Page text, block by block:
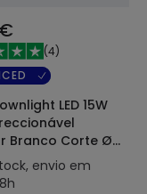
(4)
LED 15W
Branco Corte Ø
No Flicker
envio em